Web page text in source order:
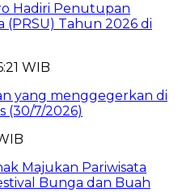
Hadiri Penutupan
(PRSU) Tahun 2026 di
WIB
yang menggegerkan di
(30/7/2026)
Majukan Pariwisata
Bunga dan Buah